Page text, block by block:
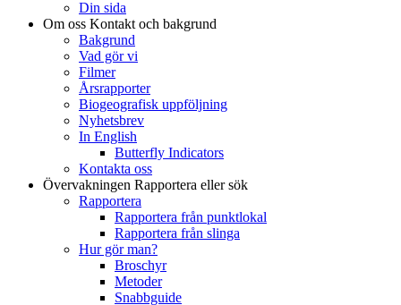
Din sida
Om oss Kontakt och bakgrund
Bakgrund
Vad gör vi
Filmer
Årsrapporter
Biogeografisk uppföljning
Nyhetsbrev
In English
Butterfly Indicators
Kontakta oss
Övervakningen Rapportera eller sök
Rapportera
Rapportera från punktlokal
Rapportera från slinga
Hur gör man?
Broschyr
Metoder
Snabbguide